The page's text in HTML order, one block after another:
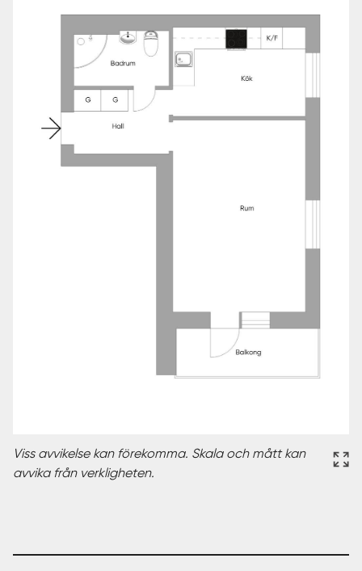
Viss avvikelse kan förekomma. Skala och mått kan
avvika från verkligheten.